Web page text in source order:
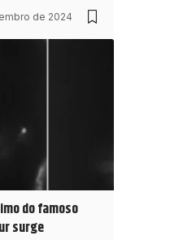
de 2024
do famoso
surge